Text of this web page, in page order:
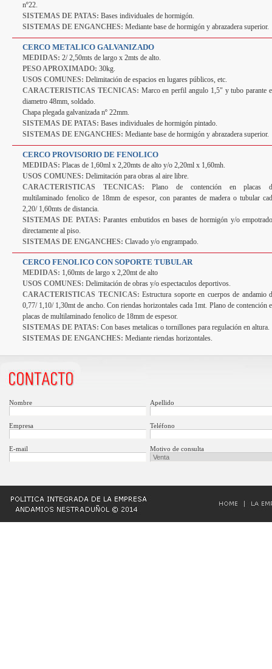
nº22.
SISTEMAS DE PATAS: Bases individuales de hormigón.
SISTEMAS DE ENGANCHES: Mediante base de hormigón y abrazadera superior.
CERCO METALICO GALVANIZADO
MEDIDAS: 2/ 2,50mts de largo x 2mts de alto.
PESO APROXIMADO: 30kg.
USOS COMUNES: Delimitación de espacios en lugares públicos, etc.
CARACTERISTICAS TECNICAS: Marco en perfil angulo 1,5" y tubo parante
diametro 48mm, soldado.
Chapa plegada galvanizada nº 22mm.
SISTEMAS DE PATAS: Bases individuales de hormigón pintado.
SISTEMAS DE ENGANCHES: Mediante base de hormigón y abrazadera superior.
CERCO PROVISORIO DE FENOLICO
MEDIDAS: Placas de 1,60ml x 2,20mts de alto y/o 2,20ml x 1,60mh.
USOS COMUNES: Delimitación para obras al aire libre.
CARACTERISTICAS TECNICAS:Plano de contención en placas
multilaminado fenolico de 18mm de espesor, con parantes de madera o tubular
2,20/ 1,60mts de distancia.
SISTEMAS DE PATAS:Parantes embutidos en bases de hormigón y/o
directamente al piso.
SISTEMAS DE ENGANCHES: Clavado y/o engrampado.
CERCO FENOLICO CON SOPORTE TUBULAR
MEDIDAS: 1,60mts de largo x 2,20mt de alto
USOS COMUNES: Delimitación de obras y/o espectaculos deportivos.
CARACTERISTICAS TECNICAS: Estructura soporte en cuerpos de andamio
0,77/ 1,10/ 1,30mt de ancho. Con riendas horizontales cada 1mt. Plano de contención
placas de multilaminado fenolico de 18mm de espesor.
SISTEMAS DE PATAS: Con bases metalicas o tornillones para regulación en altura.
SISTEMAS DE ENGANCHES: Mediante riendas horizontales.
Nombre Apellido
Empresa Teléfono
E-mail Motivo de consulta